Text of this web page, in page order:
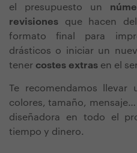
el presupuesto un
revisiones que hacen
formato final para
drásticos o iniciar un
tener costes extras en el
Te recomendamos
colores, tamaño,
diseñadora en todo el
tiempo y dinero.